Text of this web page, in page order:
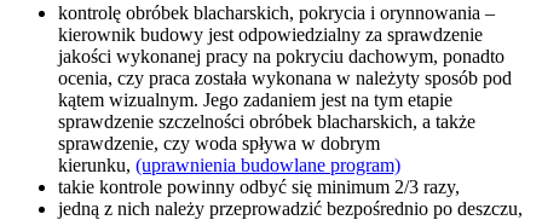
kontrolę obróbek blacharskich, pokrycia i orynnowania –
kierownik budowy jest odpowiedzialny za sprawdzenie
jakości wykonanej pracy na pokryciu dachowym, ponadto
ocenia, czy praca została wykonana w należyty sposób pod
kątem wizualnym. Jego zadaniem jest na tym etapie
sprawdzenie szczelności obróbek blacharskich, a także
sprawdzenie, czy woda spływa w dobrym
kierunku, (uprawnienia budowlane program)
takie kontrole powinny odbyć się minimum 2/3 razy,
jedną z nich należy przeprowadzić bezpośrednio po deszczu,